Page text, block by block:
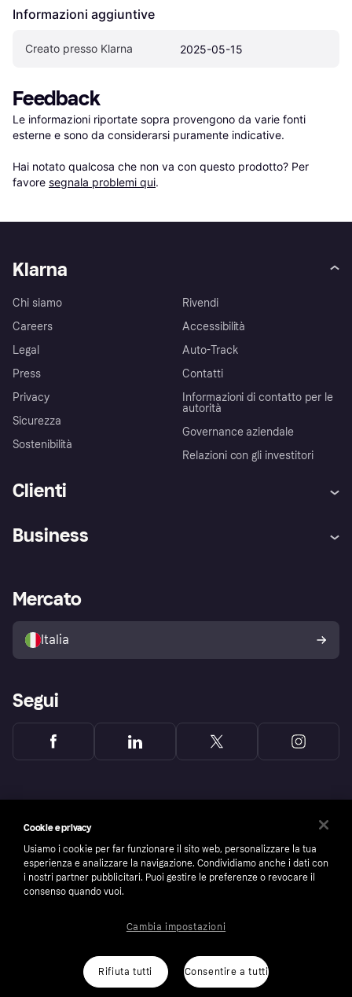
Informazioni aggiuntive
Creato presso Klarna 2025-05-15
Feedback
Le informazioni riportate sopra provengono da varie fonti
esterne e sono da considerarsi puramente indicative.
Hai notato qualcosa che non va con questo prodotto? Per
favore segnala problemi qui.
Klarna
Chi siamo
Careers
Legal
Press
Privacy
Sicurezza
Sostenibilità
Rivendi
Accessibilità
Auto-Track
Contatti
Informazioni di contatto per le
autorità
Governance aziendale
Relazioni con gli investitori
Clienti
Assistenza
Esplora i negozi
Politica di protezione
dell'acquirente Klarna
Business
Accesso aziende
Mercato
Italia
Segui
number: 556737-0431
Cookies Klarna.com
Cookie e privacy
Usiamo i cookie per far funzionare il sito web, personalizzare la tua
esperienza e analizzare la navigazione. Condividiamo anche i dati con
i nostri partner pubblicitari. Puoi gestire le preferenze o revocare il
consenso quando vuoi.
Rifiuta tutti Consentire a tutti
Cambia impostazioni